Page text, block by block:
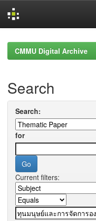
navigationCMMU Digital Archive
Search
Search:
for
Current filters: